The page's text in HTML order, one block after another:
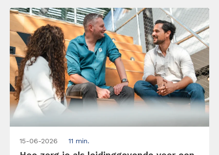
15-06-2026 11 min.